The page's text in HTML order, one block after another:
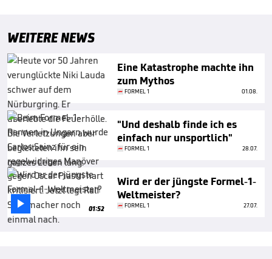
WEITERE NEWS
Eine Katastrophe machte ihn
zum Mythos
FORMEL 1 01.08.
"Und deshalb finde ich es
einfach nur unsportlich"
FORMEL 1 28.07.
 01:52
Wird er der jüngste Formel-1-
Weltmeister?
FORMEL 1 27.07.